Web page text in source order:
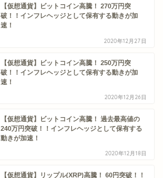
【仮想通貨】ビットコイン高騰！ 270万円突
破！！インフレヘッジとして保有する動きが加
速！
2020年12月27日
【仮想通貨】ビットコイン高騰！ 250万円突
破！！インフレヘッジとして保有する動きが加
速！
2020年12月26日
【仮想通貨】ビットコイン高騰！ 過去最高値の
240万円突破！！インフレヘッジとして保有する
動きが加速！
2020年12月18日
【仮想通貨】リップル(XRP)高騰！ 60円突破！！